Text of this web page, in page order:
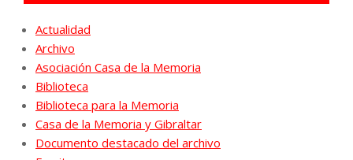
Actualidad
Archivo
Asociación Casa de la Memoria
Biblioteca
Biblioteca para la Memoria
Casa de la Memoria y Gibraltar
Documento destacado del archivo